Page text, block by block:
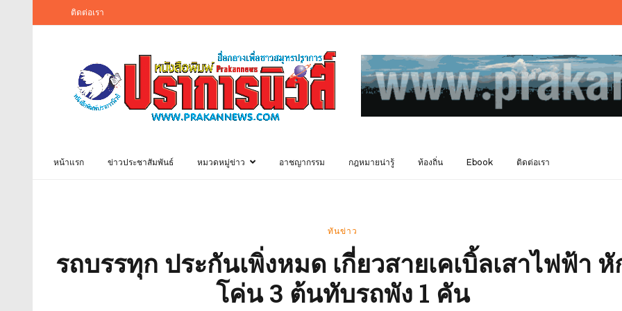
ติดต่อเรา
หน้าแรก ข่าวประชาสัมพันธ์ หมวดหมู่ข่าว อาชญากรรม กฎหมายน่ารู้ ท้องถิ่น Ebook ติดต่อเรา
ทันข่าว
รถบรรทุก ประกันเพิ่งหมด เกี่ยวสายเคเบิ้ลเสาไฟฟ้า หั
โค่น 3 ต้นทับรถพัง 1 คัน